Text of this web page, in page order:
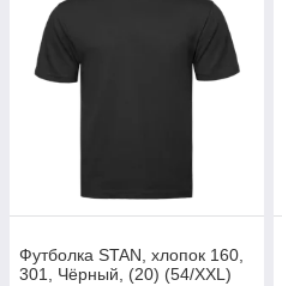
Футболка STAN, хлопок 160,
301, Чёрный, (20) (54/XXL)